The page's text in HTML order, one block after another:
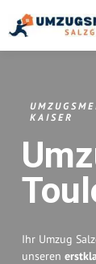
KAISER
Ihr Umzug
unseren